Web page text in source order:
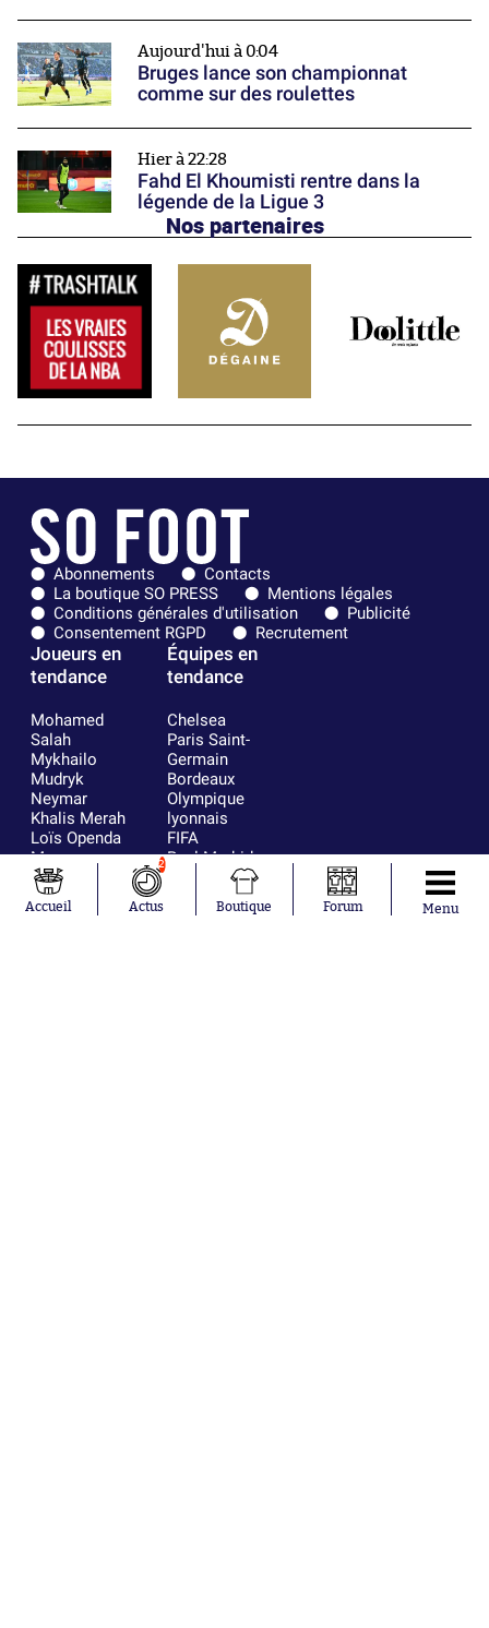
Aujourd'hui à 0:04
Bruges lance son championnat
comme sur des roulettes
Hier à 22:28
Fahd El Khoumisti rentre dans la
légende de la Ligue 3
Nos partenaires
Abonnements
Contacts
La boutique SO PRESS
Mentions légales
Conditions générales d'utilisation
Publicité
Consentement RGPD
Recrutement
Joueurs en
tendance
Mohamed
Salah
Mykhailo
Mudryk
Neymar
Khalis Merah
Loïs Openda
Moussa
Niakhaté
Nicolás
Tagliafico
Équipes en
tendance
Chelsea
Paris Saint-
Germain
Bordeaux
Olympique
lyonnais
FIFA
Real Madrid
RC Strasbourg
AC Milan
France
Accueil
2
Actus Boutique Forum Menu